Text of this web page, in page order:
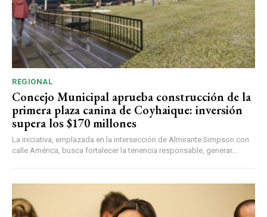
REGIONAL
Concejo Municipal aprueba construcción de la
primera plaza canina de Coyhaique: inversión
supera los $170 millones
La iniciativa, emplazada en la intersección de Almirante Simpson con
calle América, busca fortalecer la tenencia responsable, generar...